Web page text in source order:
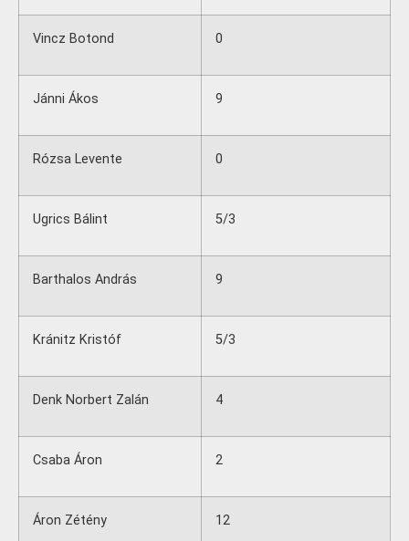
Vincz Botond 0
Jánni Ákos 9
Rózsa Levente 0
Ugrics Bálint 5/3
Barthalos András 9
Kránitz Kristóf 5/3
Denk Norbert Zalán 4
Csaba Áron 2
Áron Zétény 12